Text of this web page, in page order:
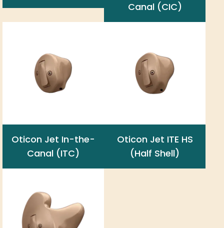
Canal (CIC)
Oticon Jet In-the-
Canal (ITC)
Oticon Jet ITE HS
(Half Shell)